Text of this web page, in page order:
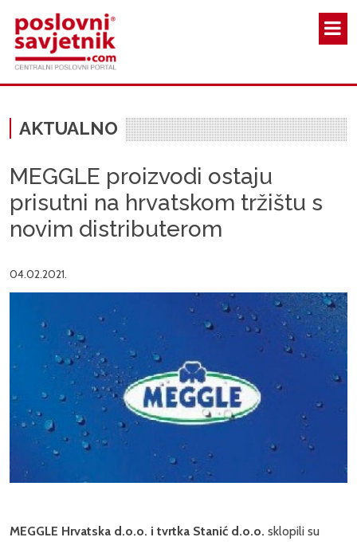
AKTUALNO
MEGGLE proizvodi ostaju
prisutni na hrvatskom tržištu s
novim distributerom
04.02.2021.
MEGGLE Hrvatska d.o.o. i tvrtka Stanić d.o.o. sklopili su